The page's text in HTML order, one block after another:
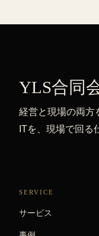
YLS合同
経営と現場の両方
ITを、現場で回る
SERVICE
サービス